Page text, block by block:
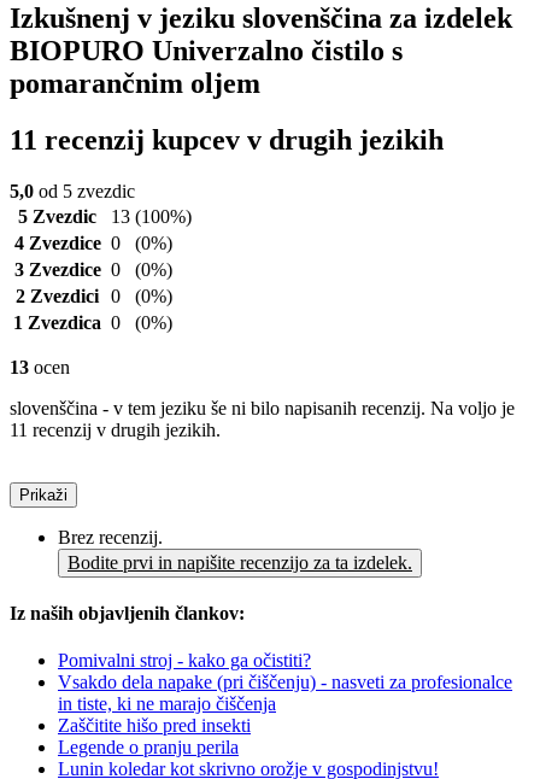
Izkušnenj v jeziku slovenščina za izdelek
BIOPURO Univerzalno čistilo s
pomarančnim oljem
11 recenzij kupcev v drugih jezikih
5,0 od 5 zvezdic
5 Zvezdic
13 (100%)
4 Zvezdice 0
(0%)
3 Zvezdice 0
(0%)
2 Zvezdici 0
(0%)
1 Zvezdica 0 (0%)
13 ocen
slovenščina - v tem jeziku še ni bilo napisanih recenzij. Na voljo je
11 recenzij v drugih jezikih.
Prikaži
Brez recenzij.
Bodite prvi in napišite recenzijo za ta izdelek.
Iz naših objavljenih člankov:
Pomivalni stroj - kako ga očistiti?
Vsakdo dela napake (pri čiščenju) - nasveti za profesionalce
in tiste, ki ne marajo čiščenja
Zaščitite hišo pred insekti
Legende o pranju perila
Lunin koledar kot skrivno orožje v gospodinjstvu!